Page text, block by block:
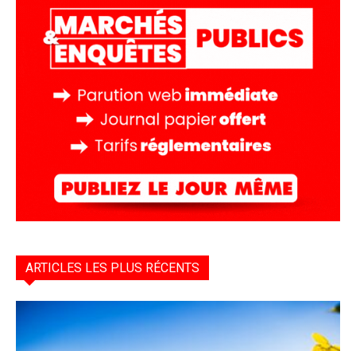
ARTICLES LES PLUS RÉCENTS